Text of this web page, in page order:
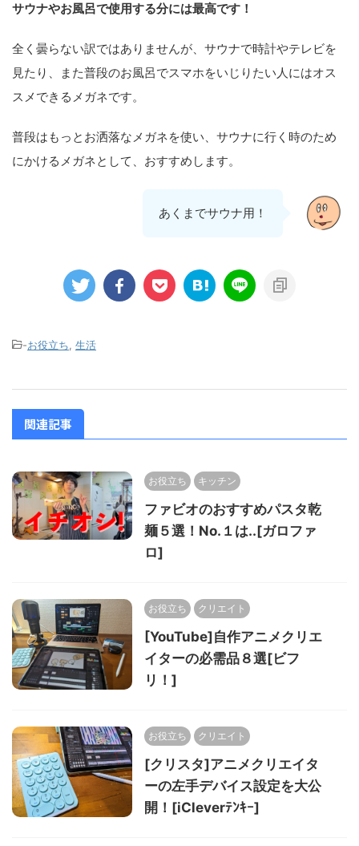
サウナやお風呂で使用する分には最高です！
全く曇らない訳ではありませんが、サウナで時計やテレビを
見たり、また普段のお風呂でスマホをいじりたい人にはオス
スメできるメガネです。
普段はもっとお洒落なメガネを使い、サウナに行く時のため
にかけるメガネとして、おすすめします。
あくまでサウナ用！
-お役立ち, 生活
関連記事
お役立ち キッチン
ファビオのおすすめパスタ乾
麺５選！No.１は..[ガロファ
ロ]
お役立ち クリエイト
[YouTube]自作アニメクリエ
イターの必需品８選[ビフ
リ！]
お役立ち クリエイト
[クリスタ]アニメクリエイタ
ーの左手デバイス設定を大公
開！[iCleverﾃﾝｷｰ]